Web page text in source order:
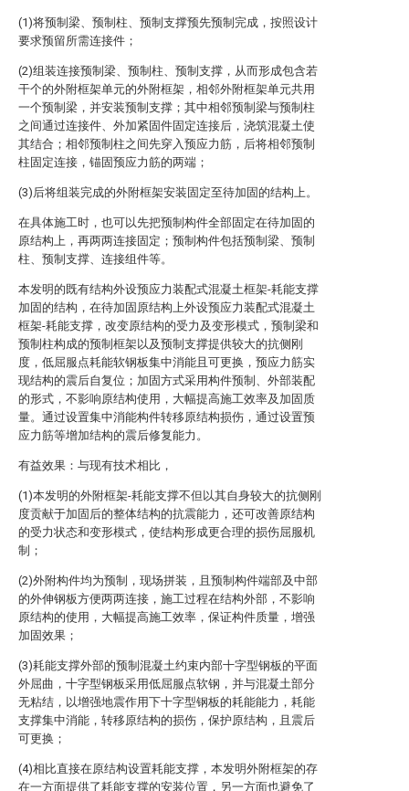
(1)将预制梁、预制柱、预制支撑预先预制完成，按照设计
要求预留所需连接件；
(2)组装连接预制梁、预制柱、预制支撑，从而形成包含若
干个的外附框架单元的外附框架，相邻外附框架单元共用
一个预制梁，并安装预制支撑；其中相邻预制梁与预制柱
之间通过连接件、外加紧固件固定连接后，浇筑混凝土使
其结合；相邻预制柱之间先穿入预应力筋，后将相邻预制
柱固定连接，锚固预应力筋的两端；
(3)后将组装完成的外附框架安装固定至待加固的结构上。
在具体施工时，也可以先把预制构件全部固定在待加固的
原结构上，再两两连接固定；预制构件包括预制梁、预制
柱、预制支撑、连接组件等。
本发明的既有结构外设预应力装配式混凝土框架-耗能支撑
加固的结构，在待加固原结构上外设预应力装配式混凝土
框架-耗能支撑，改变原结构的受力及变形模式，预制梁和
预制柱构成的预制框架以及预制支撑提供较大的抗侧刚
度，低屈服点耗能软钢板集中消能且可更换，预应力筋实
现结构的震后自复位；加固方式采用构件预制、外部装配
的形式，不影响原结构使用，大幅提高施工效率及加固质
量。通过设置集中消能构件转移原结构损伤，通过设置预
应力筋等增加结构的震后修复能力。
有益效果：与现有技术相比，
(1)本发明的外附框架-耗能支撑不但以其自身较大的抗侧刚
度贡献于加固后的整体结构的抗震能力，还可改善原结构
的受力状态和变形模式，使结构形成更合理的损伤屈服机
制；
(2)外附构件均为预制，现场拼装，且预制构件端部及中部
的外伸钢板方便两两连接，施工过程在结构外部，不影响
原结构的使用，大幅提高施工效率，保证构件质量，增强
加固效果；
(3)耗能支撑外部的预制混凝土约束内部十字型钢板的平面
外屈曲，十字型钢板采用低屈服点软钢，并与混凝土部分
无粘结，以增强地震作用下十字型钢板的耗能能力，耗能
支撑集中消能，转移原结构的损伤，保护原结构，且震后
可更换；
(4)相比直接在原结构设置耗能支撑，本发明外附框架的存
在一方面提供了耗能支撑的安装位置，另一方面也避免了